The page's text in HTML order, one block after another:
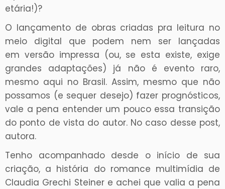
etária!)?
O lançamento de obras criadas pra leitura no
meio digital que podem nem ser lançadas
em versão impressa (ou, se esta existe, exige
grandes adaptações) já não é evento raro,
mesmo aqui no Brasil. Assim, mesmo que não
possamos (e sequer desejo) fazer prognósticos,
vale a pena entender um pouco essa transição
do ponto de vista do autor. No caso desse post,
autora.
Tenho acompanhado desde o início de sua
criação, a história do romance multimídia de
Claudia Grechi Steiner e achei que valia a pena